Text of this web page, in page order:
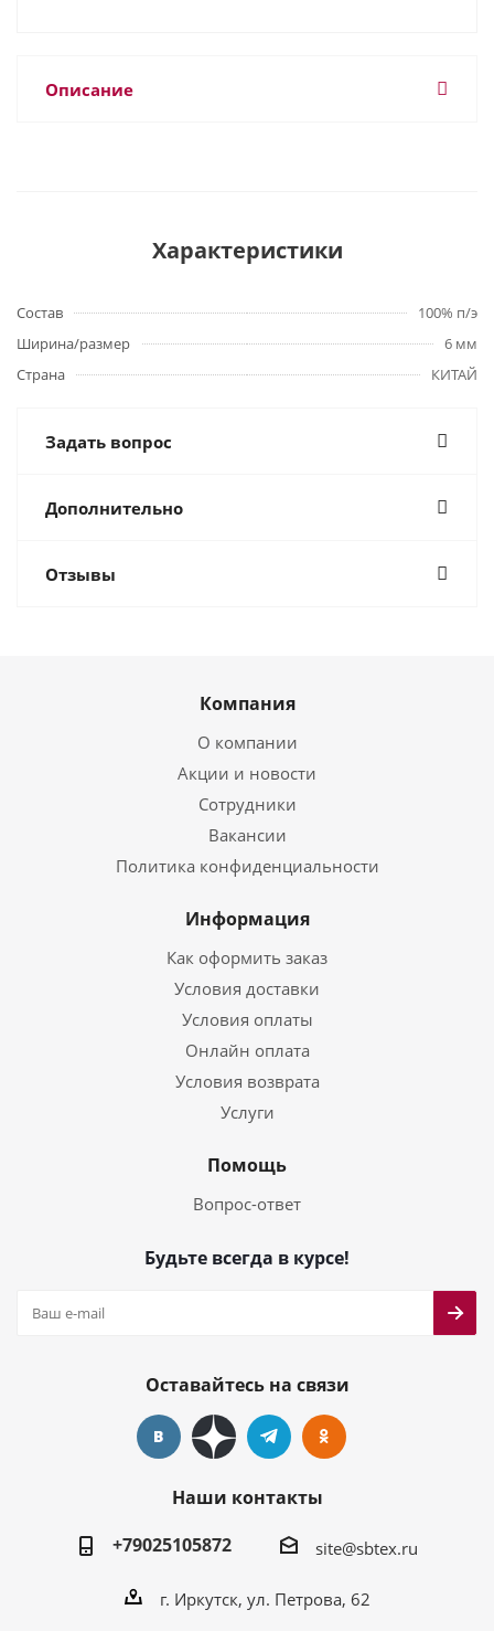
Описание
Характеристики
Состав
100% п/э
Ширина/размер
6 мм
Страна
КИТАЙ
Задать вопрос
Дополнительно
Отзывы
Компания
О компании
Акции и новости
Сотрудники
Вакансии
Политика конфиденциальности
Информация
Как оформить заказ
Условия доставки
Условия оплаты
Онлайн оплата
Условия возврата
Услуги
Помощь
Вопрос-ответ
Будьте всегда в курсе!
Оставайтесь на связи
Наши контакты
+79025105872
site@sbtex.ru
г. Иркутск, ул. Петрова, 62